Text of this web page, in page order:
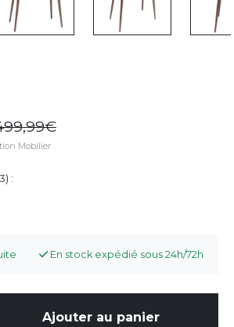
Mobilier
:
En stock expédié sous 24h/72h
Ajouter au panier